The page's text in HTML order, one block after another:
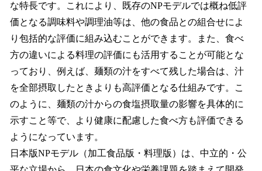
な特長です。これにより、既存のNPモデルでは概ね低評
価となる調味料や調理油等は、他の食品との組合せによ
り包括的な評価に組み込むことができます。また、食べ
方の違いによる料理の評価にも活用することが可能とな
っており、例えば、麺類の汁をすべて残した場合は、汁
を全部摂取したときよりも高評価となる仕組みです。こ
のように、麺類の汁からの食塩摂取量の影響を具体的に
示すこと等で、より健康に配慮した食べ方も評価できる
ようになっています。
日本版NPモデル（加工食品版・料理版）は、中立的・公